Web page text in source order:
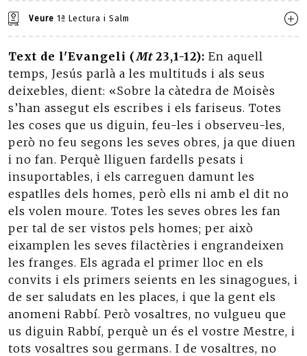
Veure 1ª Lectura i Salm
Text de l'Evangeli (Mt23,1-12): En aquell
temps, Jesús parlà a les multituds i als seus
deixebles, dient: «Sobre la càtedra de Moisès
s’han assegut els escribes i els fariseus. Totes
les coses que us diguin, feu-les i observeu-les,
però no feu segons les seves obres, ja que diuen
i no fan. Perquè lliguen fardells pesats i
insuportables, i els carreguen damunt les
espatlles dels homes, però ells ni amb el dit no
els volen moure. Totes les seves obres les fan
per tal de ser vistos pels homes; per això
eixamplen les seves filactèries i engrandeixen
les franges. Els agrada el primer lloc en els
convits i els primers seients en les sinagogues, i
de ser saludats en les places, i que la gent els
anomeni Rabbí. Però vosaltres, no vulgueu que
us diguin Rabbí, perquè un és el vostre Mestre, i
tots vosaltres sou germans. I de vosaltres, no